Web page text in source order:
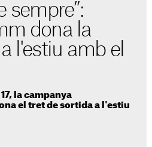
sempre”:
dona la
l'estiu amb el
la campanya
el tret de sortida a l'estiu